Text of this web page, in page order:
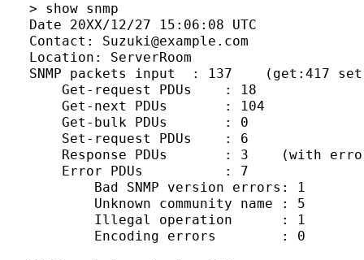
> show snmp
Date 20XX/12/27 15:06:08 UTC
Contact: Suzuki@example.com
Location: ServerRoom
SNMP packets input  : 137    (get:417
    Get-request PDUs    : 18
    Get-next PDUs       : 104
    Get-bulk PDUs       : 0
    Set-request PDUs    : 6
Response PDUs       : 3    (with
    Error PDUs          : 7
        Bad SNMP version errors: 1
        Unknown community name : 5
        Illegal operation      : 1
        Encoding errors        : 0